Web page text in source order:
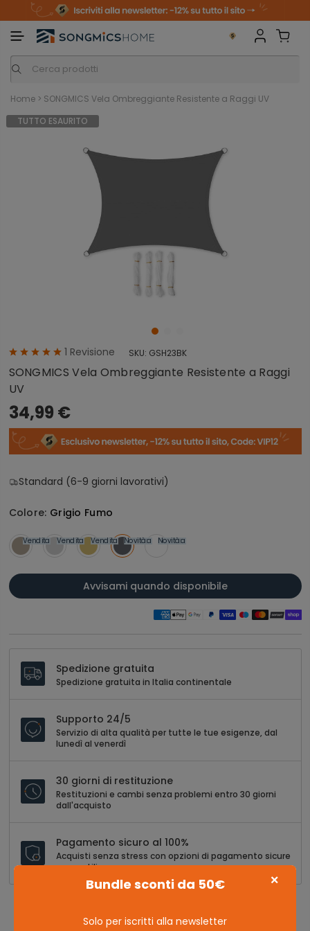
Home > SONGMICS Vela Ombreggiante Resistente a Raggi UV
TUTTO ESAURITO
1 Revisione SKU: GSH23BK
SONGMICS Vela Ombreggiante Resistente a Raggi
UV
34,99 €
Standard (6-9 giorni lavorativi)
Colore: Grigio Fumo
Vendita Vendita Vendita Vendita
Novità Vendita
Novità
Avvisami quando disponibile
Spedizione gratuita
Spedizione gratuita in Italia continentale
Supporto 24/5
Servizio di alta qualità per tutte le tue esigenze, dal
lunedì al venerdì
30 giorni di restituzione
Restituzioni e cambi senza problemi entro 30 giorni
dall'acquisto
Pagamento sicuro al 100%
Acquisti senza stress con opzioni di pagamento sicure
e versatili
n
i
×
Bundle sconti da 50€
Solo per iscritti alla newsletter